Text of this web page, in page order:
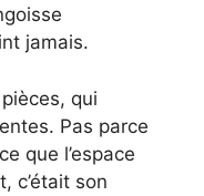
jamais.
qui
Pas parce
que l’espace
c’était son